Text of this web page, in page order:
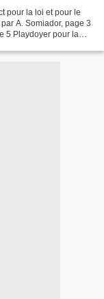
pour la loi et pour le
A. Somiador, page 3
5 Playdoyer pour la